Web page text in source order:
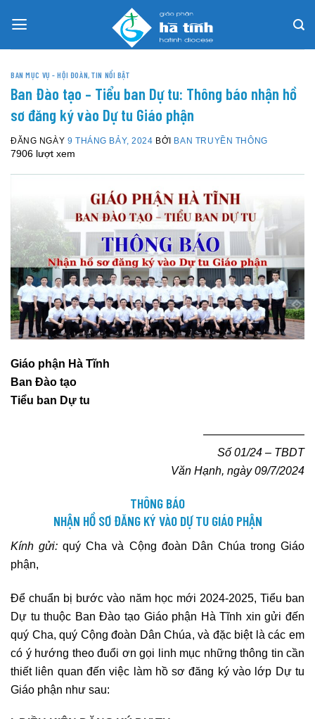
BAN MỤC VỤ - HỘI ĐOÀN,TIN NỔI BẬT
Ban Đào tạo – Tiểu ban Dự tu: Thông báo nhận hồ
sơ đăng ký vào Dự tu Giáo phận
ĐĂNG NGÀY 9 THÁNG BẢY, 2024 BỞI BAN TRUYỀN THÔNG
7906 lượt xem
Giáo phận Hà Tĩnh
Ban Đào tạo
Tiểu ban Dự tu
—————————
Số 01/24 – TBDT
Văn Hạnh, ngày09/7/2024
THÔNG BÁO
NHẬN HỒ SƠ ĐĂNG KÝ VÀO DỰ TU GIÁO PHẬN
Kính gửi: quý Cha và Cộng đoàn Dân Chúa trong Giáo
phận,
Để chuẩn bị bước vào năm học mới 2024-2025, Tiểu ban
Dự tu thuộc Ban Đào tạo Giáo phận Hà Tĩnh xin gửi đến
quý Cha, quý Cộng đoàn Dân Chúa, và đặc biệt là các em
có ý hướng theo đuổi ơn gọi linh mục những thông tin cần
thiết liên quan đến việc làm hồ sơ đăng ký vào lớp Dự tu
Giáo phận như sau: